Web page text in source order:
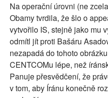
Na operační úrovni (ne
Obamy tvrdila, že šlo o
vytvořilo IS, stejně jako mu
odmítl jít proti Bašáru
nezapadá do tohoto
CENTCOMu lépe, než
Panuje přesvědčení, že
v tom, aby Íránu konečně